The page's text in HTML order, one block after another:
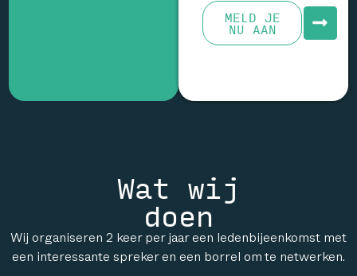
MELD JE
NU AAN
Wat wij
doen
Wij organiseren 2 keer per jaar een ledenbijeenkomst met
een interessante spreker en een borrel om te netwerken.